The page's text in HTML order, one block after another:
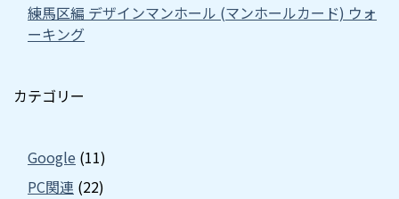
練馬区編 デザインマンホール (マンホールカード) ウォ
ーキング
カテゴリー
Google (11)
PC関連 (22)